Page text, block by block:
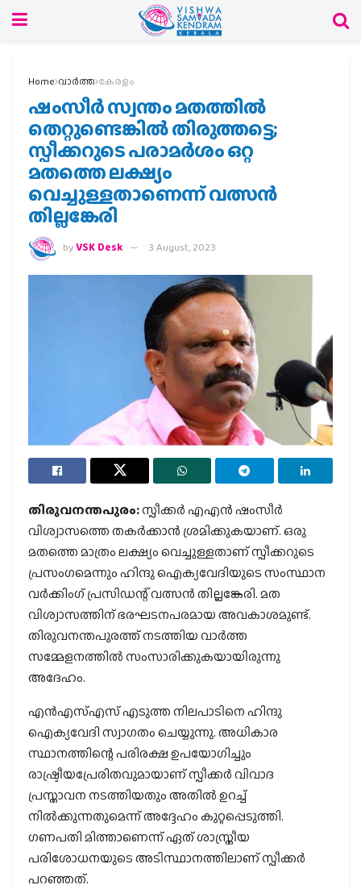
Home വാര്‍ത്ത കേരളം
ഷംസീര്‍ സ്വന്തം മതത്തില്‍
തെറ്റുണ്ടെങ്കില്‍ തിരുത്തട്ടെ;
സ്പീക്കറുടെ പരാമര്‍ശം ഒറ്റ
മതത്തെ ലക്ഷ്യം
വെച്ചുള്ളതാണെന്ന് വത്സന്‍
തില്ലങ്കേരി
byVSK Desk 3 August, 2023
തിരുവനന്തപുരം:സ്പീക്കര്‍ എഎന്‍ ഷംസീര്‍
വിശ്വാസത്തെ തകര്‍ക്കാന്‍ ശ്രമിക്കുകയാണ്. ഒരു
മതത്തെ മാത്രം ലക്ഷ്യം വെച്ചുള്ളതാണ് സ്പീക്കറുടെ
പ്രസംഗമെന്നും ഹിന്ദു ഐക്യവേദിയുടെ സംസ്ഥാന
വര്‍ക്കിംഗ് പ്രസിഡന്റ് വത്സന്‍ തില്ലങ്കേരി. മത
വിശ്വാസത്തിന് ഭരഘടനപരമായ അവകാശമുണ്ട്.
തിരുവനന്തപുരത്ത് നടത്തിയ വാര്‍ത്ത
സമ്മേളനത്തില്‍ സംസാരിക്കുകയായിരുന്നു
അദേഹം.
എന്‍എസ്എസ് എടുത്ത നിലപാടിനെ ഹിന്ദു
ഐക്യവേദി സ്വാഗതം ചെയ്യുന്നു. അധികാര
സ്ഥാനത്തിന്റെ പരിരക്ഷ ഉപയോഗിച്ചും
രാഷ്ട്രീയപ്രേരിതവുമായാണ് സ്പീക്കര്‍ വിവാദ
പ്രസ്താവന നടത്തിയതും അതില്‍ ഉറച്ച്
നില്‍ക്കുന്നതുമെന്ന് അദ്ദേഹം കുറ്റപ്പെടുത്തി.
ഗണപതി മിത്താണെന്ന് ഏത് ശാസ്ത്രീയ
പരിശോധനയുടെ അടിസ്ഥാനത്തിലാണ് സ്പീക്കര്‍
പറഞ്ഞത്.